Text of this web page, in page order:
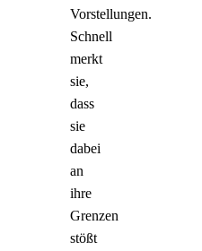
Vorstellungen.
Schnell
merkt
sie,
dass
sie
dabei
an
ihre
Grenzen
stößt